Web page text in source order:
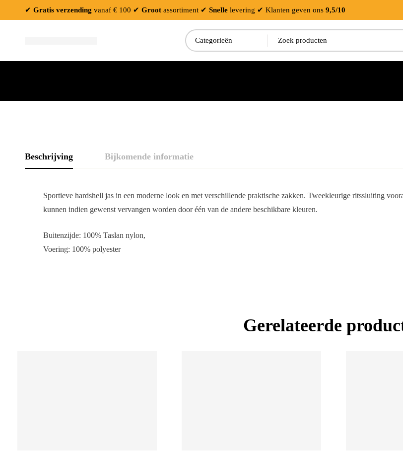
✔ Gratis verzending vanaf € 100 ✔ Groot assortiment ✔ Snelle levering ✔ Klanten geven ons 9,5/10
Zoeken:
Beschrijving Bijkomende informatie
Sportieve hardshell jas in een moderne look en met verschillende praktische zakken. Tweekleurige ritssluiting
kunnen indien gewenst vervangen worden door één van de andere beschikbare kleuren.
Buitenzijde: 100% Taslan nylon,
Voering: 100% polyester
Gerelateerde